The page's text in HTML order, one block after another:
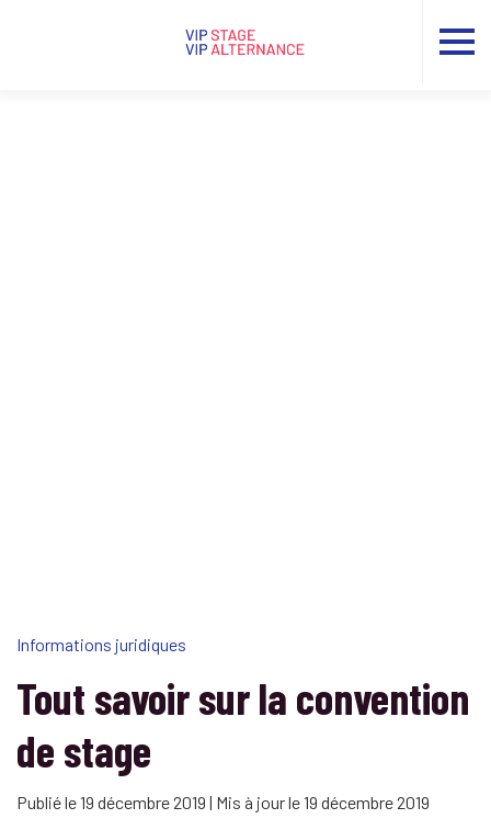
Informations juridiques
Tout savoir sur la convention
de stage
Publié le 19 décembre 2019 | Mis à jour le 19 décembre 2019